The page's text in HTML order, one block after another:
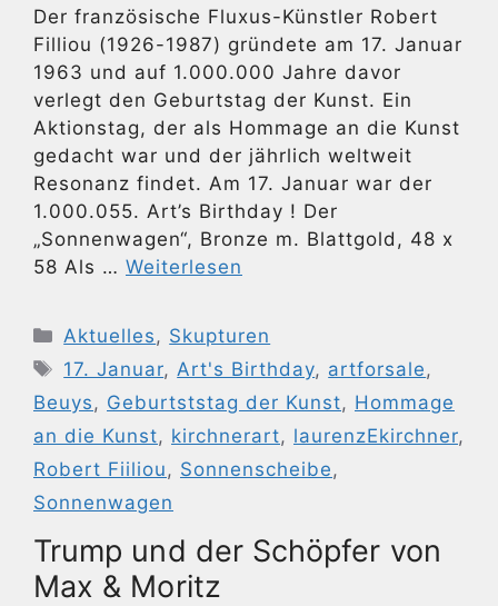
Der französische Fluxus-Künstler Robert
Filliou (1926-1987) gründete am 17. Januar
1963 und auf 1.000.000 Jahre davor
verlegt den Geburtstag der Kunst. Ein
Aktionstag, der als Hommage an die Kunst
gedacht war und der jährlich weltweit
Resonanz findet. Am 17. Januar war der
1.000.055. Art’s Birthday ! Der
„Sonnenwagen“, Bronze m. Blattgold, 48 x
58 Als … Weiterlesen
Kategorien
Aktuelles , Skupturen
Schlagwörter
17. Januar, Art's Birthday, artforsale ,
Beuys , Geburtststag der Kunst, Hommage
an die Kunst, kirchnerart, laurenzEkirchner,
Robert Fiiliou , Sonnenscheibe ,
Sonnenwagen
Trump und der Schöpfer von
Max & Moritz